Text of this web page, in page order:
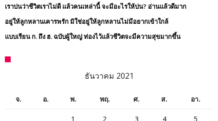
เราบ่นว่าชีวิตเราไม่ดี แล้วคนเหล่านี้ จะมีอะไรให้บ่น? อ่านแล้วดีมาก
อยู่ให้ลูกหลานเคารพรัก มิใช่อยู่ให้ลูกหลานไม่มีอยากเข้าใกล้
แบบเรียน ก. ถึง ฮ. ฉบับผู้ใหญ่ ท่องไว้แล้วชีวิตจะมีความสุขมากขึ้น
ธันวาคม 2021
จ. อ. พ. พฤ. ศ. ส. อา.
1 2 3 4 5